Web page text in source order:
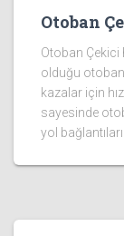
Otoban
Otoban Çekici
olduğu
kazalar için
sayesinde
yol